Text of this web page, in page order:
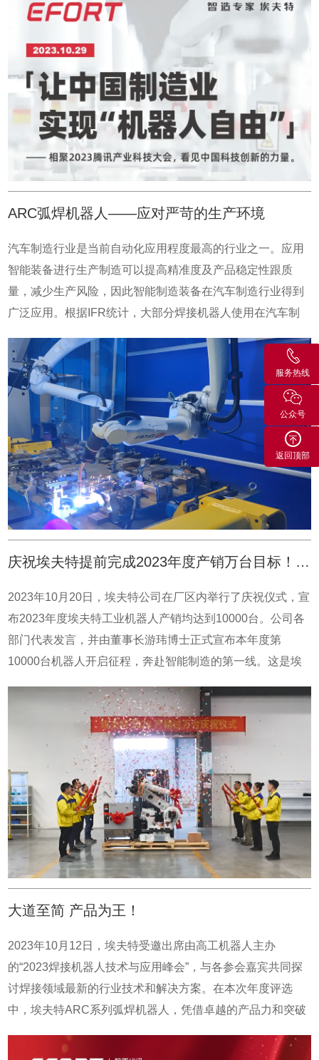
业，很难拿到颗粒度足够精细，可信度足够高的数据，所以
很难支撑数字化以及最后的智能化。如何来提升自动化跟数
字化的比例呢？就是在关键工序环节用工业机器人、数控机
床这类具有数字化接口的设备进行替换。中国大量制造型企
业正在通过机器人换人，完成走向智能化之前的补课环节。
所以说工业机器人是人工智能技术在制造业落地的抓手和载
体。 贴近市场，发挥工程师红利。面对国内外的发展差距，
埃夫特通过自主研发，加上针对国外技术的学习整合，实现
能力补齐，接着就是充分挖掘中国市场的特色，以贴近市场
的优势，找到更聚焦的突破口。2017年，埃夫特开始涉足光
插片，是将数十片极薄的硅片插入石墨舟槽内，需要机器人
做到“准和稳”。石墨舟内硅片与卡槽的间隙细如发丝，稍有
偏差，就会在硅片表面产生刮擦，影响良率。长期以来，这
个工艺环节用的都是国外机器人。针对这场景，埃夫特定向
机器人。近三个月时间，在交替提升速度和良率指标上，双
方都达到了极限。指标一致的情况下，埃夫特在其它维度表
现出了更多优势，最终胜出。游博总结，埃夫特研发团队就
在国内，实时接收、分析并开始实现客户的需求；而竞争对
手在国外，诸多需要对底层软件进行优化的工作得把需求传
到国外才能完成。“我们会比竞争对手更快响应，这就是贴近
市场的优势。” 聚焦是另一种对抗强大的国外竞争对手的有
效策略。把时间拨回到2013年，陶瓷卫浴行业是高能耗高污
染的传统制造业，很多作业环节包括喷涂、修坯、高压铸浆
外的机器人公司由于缺少对行业的了解，用通用机器人去应
对，造成功能不匹配和浪费，最后客户评价又贵又不好用。
我们深入了解客户需求之后发现：第一，这个行业属于典型
的多品种小批量，需要机器人具备快速示教编程；第二，高
温高湿对机器人的防护等级提出非常高的要求。我们聚焦资
浴客户并不会使用的功能上无法超越国外竞争对手，但埃夫
特的机器人真正为客户解决两个关键痛点，而且价格又实
惠，客户评价机器人又好用又耐用，所以快速占领了市
场。 发展自主品牌机器人产业是一条难而正确的路。所谓难
是因为工业机器人是集合多学科领域的智能系统，前期需要
大量的投入，而且在投入过程中会无法避免地面对进口品牌
的价格打压，使投入产出会出现阶段性的不平衡；所谓正确
是因为工业机器人是国家发展先进制造业的重要环节。就因
为我们的存在，我们打破了十多年前机器人高昂的价格壁
垒，这对于我们是压力，但对于整个制造业转型升级则是赋
能和助推。这使得原来很多用不起机器人的中小企业都能用
序，原来不会用机器人的企业现在会用机器人，从而降低使
用成本、投资成本。我们相信因为我们的存在，会让中国制
造业厂厂都有机器人，人人会用机器人，让中国制造业实现
机器人自由。
ARC弧焊机器人——应对严苛的生产环境
汽车制造行业是当前自动化应用程度最高的行业之一。应用
智能装备进行生产制造可以提高精准度及产品稳定性跟质
量，减少生产风险，因此智能制造装备在汽车制造行业得到
广泛应用。根据IFR统计，大部分焊接机器人使用在汽车制
的国家（2021 年为 57,979 台），占焊接机器人安装总量的
60%。作为焊接自动化应用的先进典范，埃夫特焊接机器人
以卓越的性能和灵活的应用，在对产品稳定性、安全性、生
产节拍要求颇高的汽车生产线上表现出无可比拟的优势。为
企业焊接自动化升级提供了新途径。安装灵活、可扩展自动
化焊接过程中产品由定制工装固定，通过输送设备送达指定
位置，根据工艺工序，焊接中产品还需要做翻转，平移等动
作，机器人规划焊接路径的时候不但要考虑焊接工艺，而且
还要顾及辅助设备、线缆的干涉。因此轻巧、灵活的机器人
的技术底蕴、丰富的工业自动化行业经验和充分的市场调
研，开发出具备高刚性、可拓展、灵活性更强等特征的ARC
系列弧焊机器人，全系列产品均可以支持地面、顶吊、壁挂
等多种安装形式，轻松规避现场干涉，实现最佳焊接路径，
再配合单轴、双轴、三轴、L型、地轨、龙门等附加设备，组
境。姿态灵活、轻松应对现场复杂环境焊接工艺包更智能
ARC系列弧焊机器人采用大中空臂型设计，孔径达57mm，
软管线束与焊接电缆紧密集成在小臂内，电源、焊丝、保护
气、压缩空气等弧焊所需的介质采用这种方式走线，优化性
能，减小线缆缠绕、碰撞概率的同时提升焊接稳定性。同时
小臂更纤细，干涉半径减小20%，使机器人姿态更灵活，可
以进入更狭窄复杂的工作环境。埃夫特以“智”造智能化装
备，解放人类生产力为使命，在产品开发上不断推陈出新，
ARC系列弧焊机器人的推出进一步拓展了埃夫特多关节工业
机器人的完整产品组合，包括焊接、喷涂、码垛机器人等不
同应用领域的产品选项，提升整体竞争力。
庆祝埃夫特提前完成2023年度产销万台目标！全力争取持续创造新纪录！
2023年10月20日，埃夫特公司在厂区内举行了庆祝仪式，宣
布2023年度埃夫特工业机器人产销均达到10000台。公司各
部门代表发言，并由董事长游玮博士正式宣布本年度第
10000台机器人开启征程，奔赴智能制造的第一线。这是埃
特的工业机器人业务营收规模和产销台数大幅上升，而更加
重要的是，埃夫特的客户结构发生了重大变化，埃夫特机器
人正在大规模进入以光伏、3C、锂电、汽车及汽车零部件等
机器人应用主流行业的头部客户，同时这些客户的复购率则
是埃夫特机器人产品力的重要指针，只有真正过硬的产品力
才能赢得客户的信任和重复购买。同时产销万台也充分体现
了埃夫特公司在机器人业务领域的聚焦战略的成功和公司整
体实力增强！埃夫特将会把今天作为一个新的起点，全力争
取持续创造新纪录，我们将保持战略定力，坚守主业。我们
户提供更多价值，为制造业做出更大的贡献。埃夫特人一定
会保持不浮躁、不懈怠、不自满的态度，始终充满对工作的
热爱和执着，全心全意为客户服务、以优秀的产品帮助全球
制造业实现自动化与智能化水平的提升。这是埃夫特公司的
使命，也是每一位埃夫特人共同努力的方向。埃夫特立足工
机器人产业加速发展贡献力量。埃夫特致力于打造中国工业
大道至简 产品为王！
2023年10月12日，埃夫特受邀出席由高工机器人主办
的“2023焊接机器人技术与应用峰会”，与各参会嘉宾共同探
讨焊接领域最新的行业技术和解决方案。在本次年度评选
中，埃夫特ARC系列弧焊机器人，凭借卓越的产品力和突破
奖”。这份荣耀不仅是对埃夫特的认可，更是对埃夫特在焊接
服务热线
公众号
返回顶部